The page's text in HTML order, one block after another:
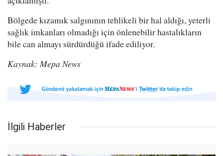
Bölgede kızamık salgınının tehlikeli bir hal aldığı, yeterli
sağlık imkanları olmadığı için önlenebilir hastalıkların
bile can almayı sürdürdüğü ifade ediliyor.
Kaynak: Mepa News
İlgili Haberler